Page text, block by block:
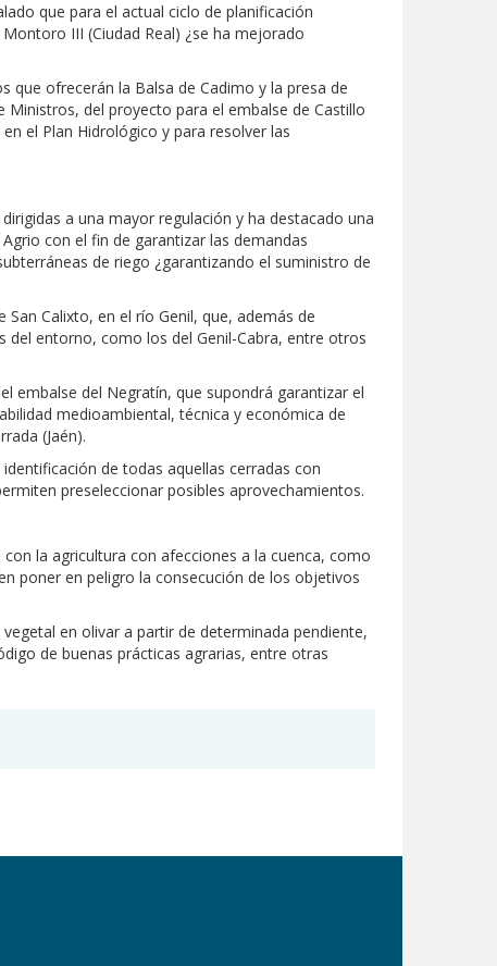
que para el actual ciclo de planificación
III (Ciudad Real) ¿se ha mejorado
que ofrecerán la Balsa de Cadimo y la presa de
del proyecto para el embalse de Castillo
el Plan Hidrológico y para resolver las
a una mayor regulación y ha destacado una
con el fin de garantizar las demandas
de riego ¿garantizando el suministro de
Calixto, en el río Genil, que, además de
entorno, como los del Genil-Cabra, entre otros
embalse del Negratín, que supondrá garantizar el
medioambiental, técnica y económica de
(Jaén).
de todas aquellas cerradas con
preseleccionar posibles aprovechamientos.
la agricultura con afecciones a la cuenca, como
poner en peligro la consecución de los objetivos
en olivar a partir de determinada pendiente,
de buenas prácticas agrarias, entre otras